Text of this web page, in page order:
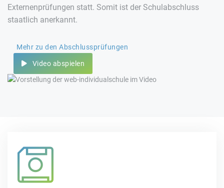
Externenprüfungen statt. Somit ist der Schulabschluss
staatlich anerkannt.
Mehr zu den Abschlussprüfungen
Video abspielen